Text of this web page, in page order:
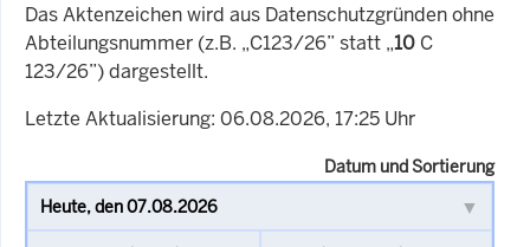
Das Aktenzeichen wird aus Datenschutzgründen ohne
Abteilungsnummer (z.B. „C123/26” statt „10 C
123/26”) dargestellt.
Letzte Aktualisierung: 06.08.2026, 17:25 Uhr
Datum und Sortierung